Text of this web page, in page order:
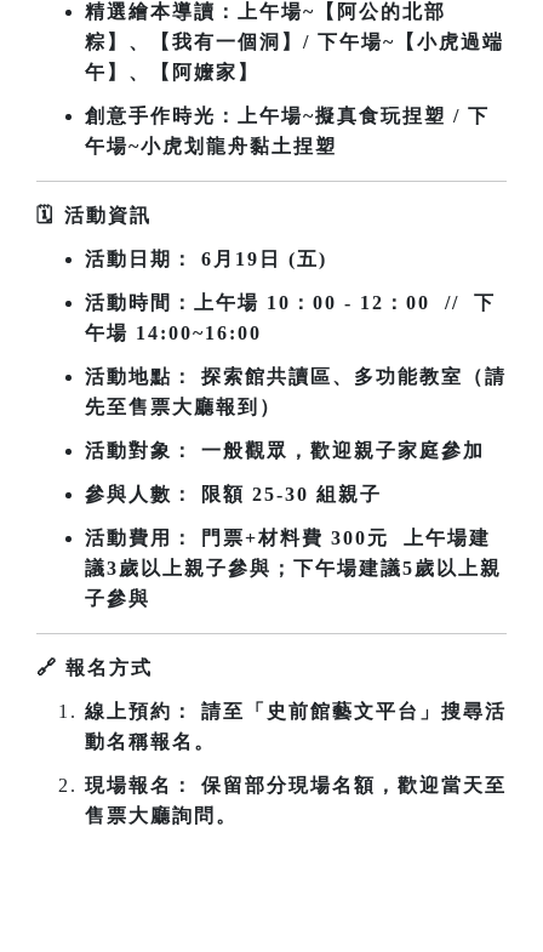
精選繪本導讀：上午場~ 【阿公的北部
粽】、【我有一個洞】/ 下午場~【小虎過端
午】、【阿嬤家】
創意手作時光：上午場~擬真食玩捏塑 / 下
午場~小虎划龍舟黏土捏塑
🗓 活動資訊
活動日期： 6 月19日 (五)
活動時間：上午場 10 ：00 - 12：00 // 下
午場 14:00~16:00
活動地點： 探索館共讀區、多功能教室（請
先至售票大廳報到）
活動對象： 一般觀眾，歡迎親子家庭參加
參與人數： 限額 25-30 組親子
活動費用： 門票+材料費 300元 上午場建
議3歲以上親子參與；下午場建議5歲以上親
子參與
🔗 報名方式
線上預約： 請至「史前館藝文平台」搜尋活
動名稱報名。
現場報名： 保留部分現場名額，歡迎當天至
售票大廳詢問。